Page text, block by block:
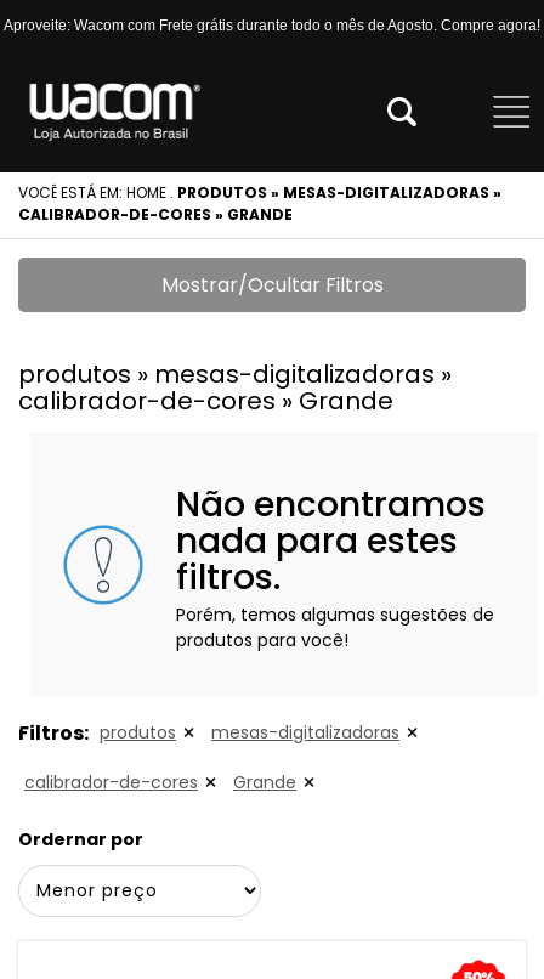
Aproveite: Wacom com Frete grátis durante todo o mês de Agosto. Compre agora!
VOCÊ ESTÁ EM: HOME . PRODUTOS » MESAS-DIGITALIZADORAS »
CALIBRADOR-DE-CORES » GRANDE
Mostrar/Ocultar Filtros
produtos » mesas-digitalizadoras »
calibrador-de-cores » Grande
Não encontramos
nada para estes
filtros.
Porém, temos algumas sugestões de
produtos para você!
Filtros: produtos mesas-digitalizadoras
calibrador-de-cores Grande
Ordernar por